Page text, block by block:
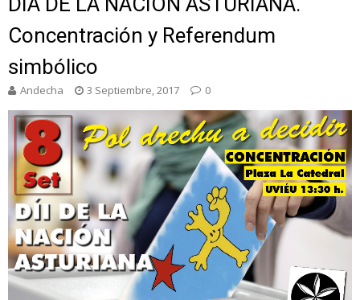
Concentración y Referendum
simbólico
Andecha 3 Septiembre, 2017 0